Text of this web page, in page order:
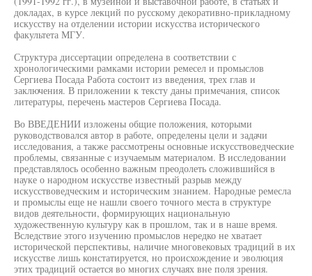
докладах, в курсе лекций по русскому декоративно-прикладному
искусству на отделении истории искусства исторического
факультета МГУ.
Структура диссертации определена в соответствии с
хронологическими рамками истории ремесел и промыслов
Сергиева Посада Работа состоит из введения, трех глав и
заключения. В приложении к тексту даны примечания, список
литературы, перечень мастеров Сергиева Посада.
Во ВВЕДЕНИИ изложены общие положения, которыми
руководствовался автор в работе, определены цели и задачи
исследования, а также рассмотрены основные искусствоведческие
проблемы, связанные с изучаемым материалом. В исследовании
представлялось особенно важным преодолеть сложившийся в
науке о народном искусстве известный разрыв между
искусствоведческим и историческим знанием. Народные ремесла
и промыслы еще не нашли своего точного места в структуре
видов деятельности, формирующих национальную
художественную культуру как в прошлом, так и в наше время.
Вследствие этого изучению промыслов нередко не хватает
исторической перспективы, наличие многовековых традиций в их
искусстве лишь констатируется, но происхождение и эволюция
этих традиций остается во многих случаях вне поля зрения.